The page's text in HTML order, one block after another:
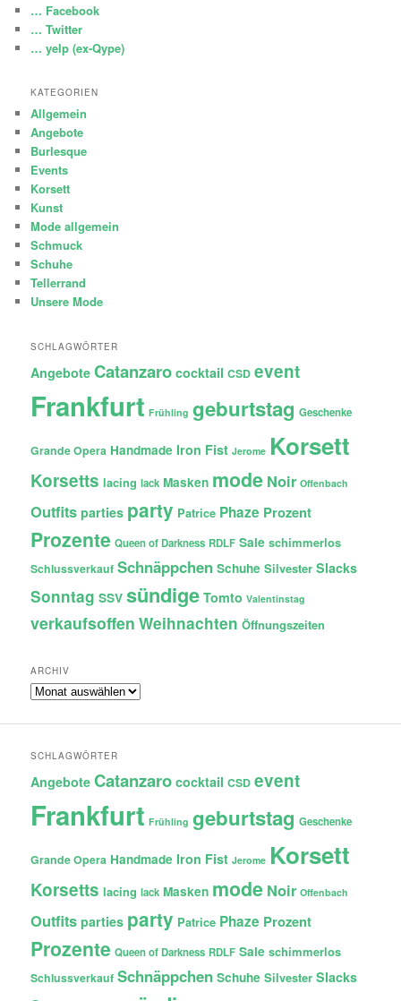
… Facebook
… Twitter
… yelp (ex-Qype)
KATEGORIEN
Allgemein
Angebote
Burlesque
Events
Korsett
Kunst
Mode allgemein
Schmuck
Schuhe
Tellerrand
Unsere Mode
SCHLAGWÖRTER
Angebote Catanzaro cocktail CSD event
Frankfurt Frühling geburtstag Geschenke
Grande Opera Handmade Iron Fist Jerome Korsett
Korsetts lacing lack Masken mode Noir Offenbach
Outfits parties party Patrice Phaze Prozent
Prozente Queen of Darkness RDLF Sale schimmerlos
Schlussverkauf Schnäppchen Schuhe Silvester Slacks
Sonntag SSV sündige Tomto Valentinstag
verkaufsoffen Weihnachten Öffnungszeiten
ARCHIV
Archiv
SCHLAGWÖRTER
Angebote Catanzaro cocktail CSD event
Frankfurt Frühling geburtstag Geschenke
Grande Opera Handmade Iron Fist Jerome Korsett
Korsetts lacing lack Masken mode Noir Offenbach
Outfits parties party Patrice Phaze Prozent
Prozente Queen of Darkness RDLF Sale schimmerlos
Schlussverkauf Schnäppchen Schuhe Silvester Slacks